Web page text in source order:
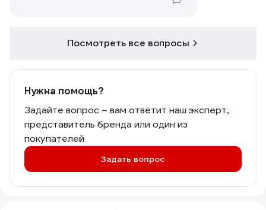
Посмотреть все вопросы
Нужна помощь?
Задайте вопрос – вам ответит наш эксперт,
представитель бренда или один из
покупателей
Задать вопрос